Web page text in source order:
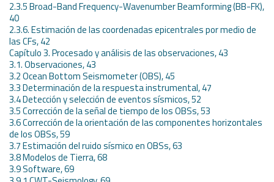
2.3.5 Broad-Band Frequency-Wavenumber Beamforming (BB-FK),
40
2.3.6. Estimación de las coordenadas epicentrales por medio de
las CFs, 42
Capítulo 3. Procesado y análisis de las observaciones, 43
3.1. Observaciones, 43
3.2 Ocean Bottom Seismometer (OBS), 45
3.3 Determinación de la respuesta instrumental, 47
3.4 Detección y selección de eventos sísmicos, 52
3.5 Corrección de la señal de tiempo de los OBSs, 53
3.6 Corrección de la orientación de las componentes horizontales
de los OBSs, 59
3.7 Estimación del ruido sísmico en OBSs, 63
3.8 Modelos de Tierra, 68
3.9 Software, 69